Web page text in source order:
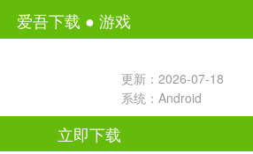
爱吾下载 ● 游戏
更新：2026-07-18
系统：Android
立即下载